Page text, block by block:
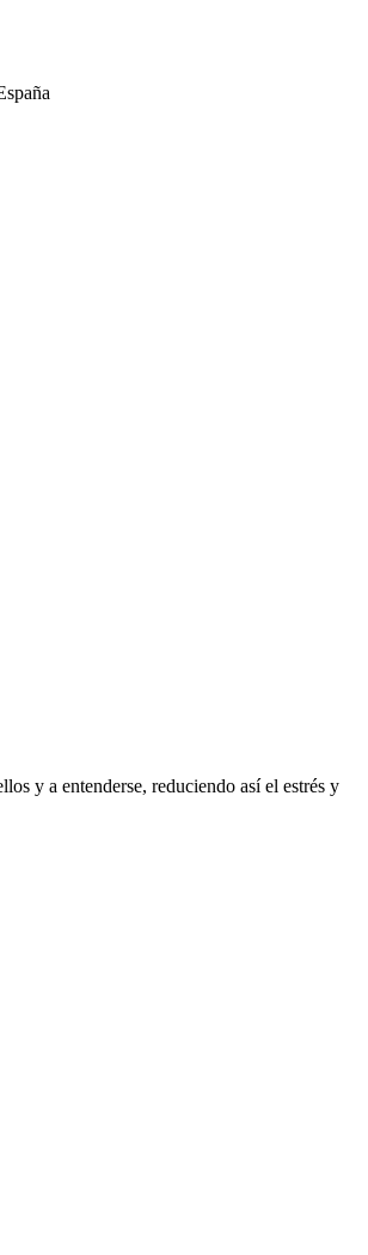
y a entenderse, reduciendo así el estrés y